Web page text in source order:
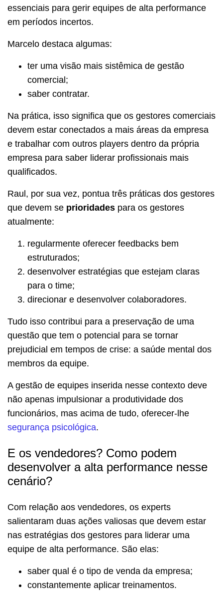
essenciais para gerir equipes de alta performance
em períodos incertos.
Marcelo destaca algumas:
ter uma visão mais sistêmica de gestão
comercial;
saber contratar.
Na prática, isso significa que os gestores comerciais
devem estar conectados a mais áreas da empresa
e trabalhar com outros players dentro da própria
empresa para saber liderar profissionais mais
qualificados.
Raul, por sua vez, pontua três práticas dos gestores
que devem se prioridades para os gestores
atualmente:
regularmente oferecer feedbacks bem
estruturados;
desenvolver estratégias que estejam claras
para o time;
direcionar e desenvolver colaboradores.
Tudo isso contribui para a preservação de uma
questão que tem o potencial para se tornar
prejudicial em tempos de crise: a saúde mental dos
membros da equipe.
A gestão de equipes inserida nesse contexto deve
não apenas impulsionar a produtividade dos
funcionários, mas acima de tudo, oferecer-lhe
segurança psicológica.
E os vendedores? Como podem
desenvolver a alta performance nesse
cenário?
Com relação aos vendedores, os experts
salientaram duas ações valiosas que devem estar
nas estratégias dos gestores para liderar uma
equipe de alta performance. São elas:
saber qual é o tipo de venda da empresa;
constantemente aplicar treinamentos.